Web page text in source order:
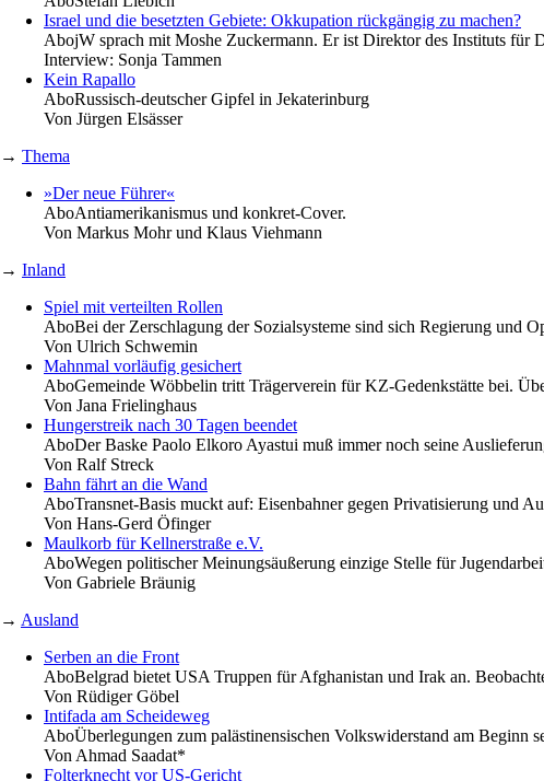
Israel und die besetzten Gebiete: Okkupation rückgängig zu machen?
AbojW sprach mit Moshe Zuckermann. Er ist Direktor des Instituts für
Interview: Sonja Tammen
Kein Rapallo
AboRussisch-deutscher Gipfel in Jekaterinburg
Von Jürgen Elsässer
→ Thema
»Der neue Führer«
AboAntiamerikanismus und konkret-Cover.
Von Markus Mohr und Klaus Viehmann
→ Inland
Spiel mit verteilten Rollen
AboBei der Zerschlagung der Sozialsysteme sind sich Regierung und
Von Ulrich Schwemin
Mahnmal vorläufig gesichert
AboGemeinde Wöbbelin tritt Trägerverein für KZ-Gedenkstätte bei.
Von Jana Frielinghaus
Hungerstreik nach 30 Tagen beendet
AboDer Baske Paolo Elkoro Ayastui muß immer noch seine
Von Ralf Streck
Bahn fährt an die Wand
AboTransnet-Basis muckt auf: Eisenbahner gegen Privatisierung und
Von Hans-Gerd Öfinger
Maulkorb für Kellnerstraße e.V.
AboWegen politischer Meinungsäußerung einzige Stelle für
Von Gabriele Bräunig
→ Ausland
Serben an die Front
AboBelgrad bietet USA Truppen für Afghanistan und Irak an.
Von Rüdiger Göbel
Intifada am Scheideweg
AboÜberlegungen zum palästinensischen Volkswiderstand am Beginn
Von Ahmad Saadat*
Folterknecht vor US-Gericht